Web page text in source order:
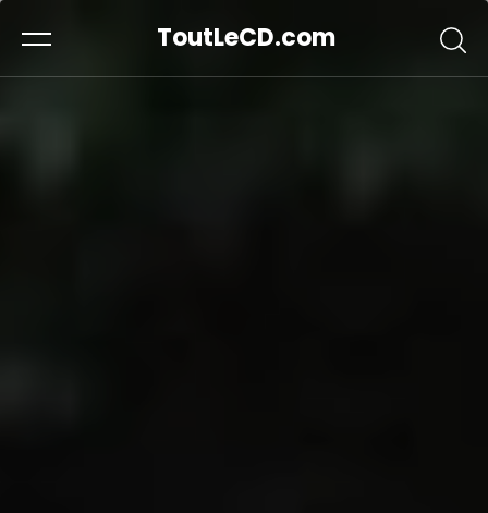
ToutLeCD.com